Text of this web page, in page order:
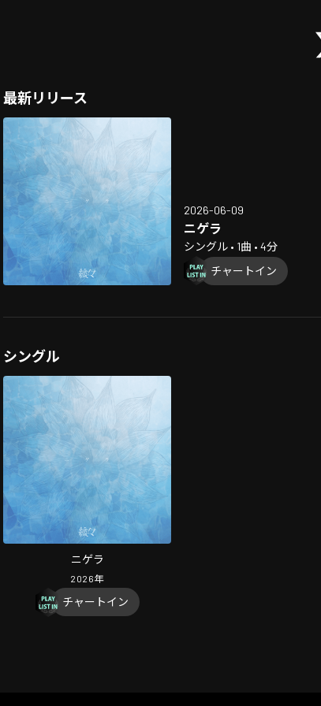
最新リリース
2026-06-09
ニゲラ
シングル • 1曲 • 4分
チャートイン
シングル
ニゲラ
2026年
チャートイン